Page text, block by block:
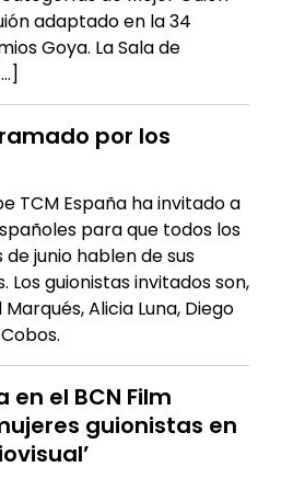
adaptado en la 34
Goya. La Sala de
por los
TCM España ha invitado a
para que todos los
junio hablen de sus
Los guionistas invitados son,
Alicia Luna, Diego
el BCN Film
guionistas en